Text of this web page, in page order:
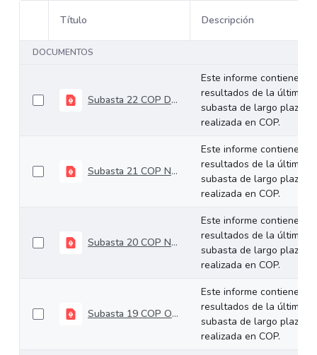
Selección del elemento
Título Descripción
DOCUMENTOS
Subasta 22 COP Diciembre 10 de 2025
Este informe contiene los
resultados de la última
subasta de largo plazo
realizada en COP.
Subasta 21 COP Noviembre 26 de 2025
Este informe contiene los
resultados de la última
subasta de largo plazo
realizada en COP.
Subasta 20 COP Noviembre 12 de 2025
Este informe contiene los
resultados de la última
subasta de largo plazo
realizada en COP.
Subasta 19 COP Octubre 29 de 2025
Este informe contiene los
resultados de la última
subasta de largo plazo
realizada en COP.